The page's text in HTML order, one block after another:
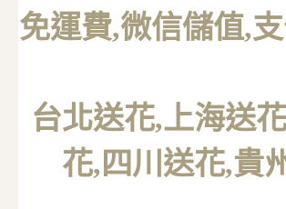
免運費,微信儲值,
台北送花,上海送
花,四川送花,貴